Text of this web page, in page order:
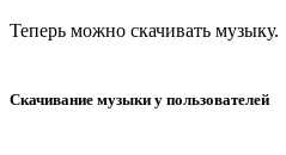
Теперь можно скачивать музыку.
Скачивание музыки у пользователей